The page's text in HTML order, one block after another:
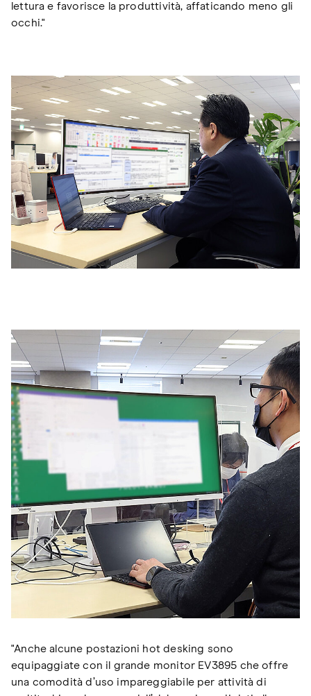
lettura e favorisce la produttività, affaticando meno gli
occhi."
"Anche alcune postazioni hot desking sono
equipaggiate con il grande monitor EV3895 che offre
una comodità d’uso impareggiabile per attività di